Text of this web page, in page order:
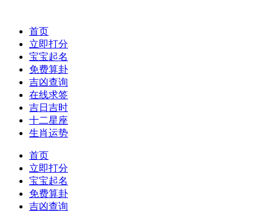
首页
立即打分
宝宝起名
免费算卦
吉凶查询
在线求签
吉日吉时
十二星座
生肖运势
首页
立即打分
宝宝起名
免费算卦
吉凶查询